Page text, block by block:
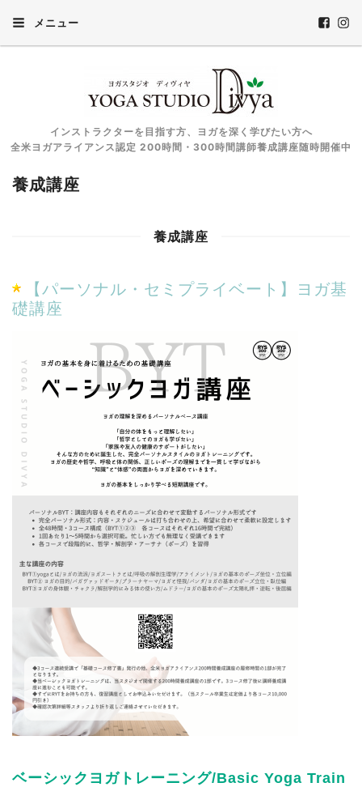
メニュー
インストラクターを目指す方、ヨガを深く学びたい方へ
全米ヨガアライアンス認定 200時間・300時間講師養成講座随時開催中
養成講座
養成講座
【パーソナル・セミプライベート】ヨガ基
礎講座
ベーシックヨガトレーニング/Basic Yoga Train